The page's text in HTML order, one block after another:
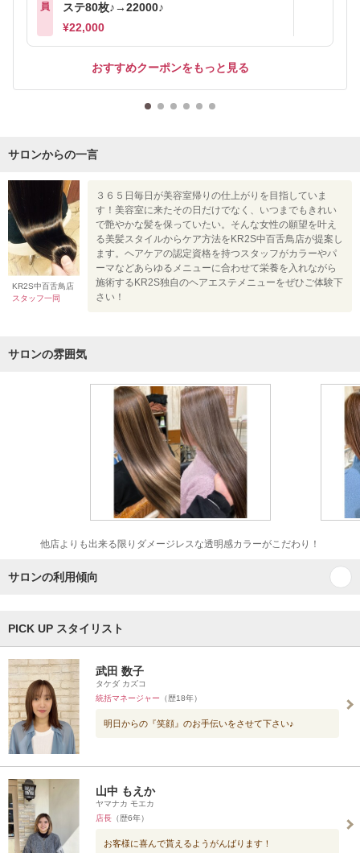
員
ステ80枚♪→22000♪
¥22,000
おすすめクーポンをもっと見る
サロンからの一言
KR2S中百舌鳥店
スタッフ一同
３６５日毎日が美容室帰りの仕上がりを目指していま
す！美容室に来たその日だけでなく、いつまでもきれい
で艶やかな髪を保っていたい。そんな女性の願望を叶え
る美髪スタイルからケア方法をKR2S中百舌鳥店が提案し
ます。ヘアケアの認定資格を持つスタッフがカラーやパ
ーマなどあらゆるメニューに合わせて栄養を入れながら
施術するKR2S独自のヘアエステメニューをぜひご体験下
さい！
サロンの雰囲気
他店よりも出来る限りダメージレスな透明感カラーがこだわり！
サロンの利用傾向
PICK UP スタイリスト
武田 数子
タケダ カズコ
統括マネージャー （歴18年）
明日からの『笑顔』のお手伝いをさせて下さい♪
山中 もえか
ヤマナカ モエカ
店長 （歴6年）
お客様に喜んで貰えるようがんばります！